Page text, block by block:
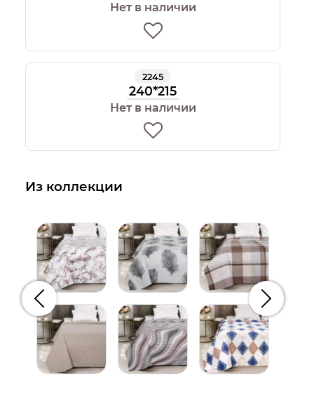
Нет в наличии
2245
240*215
Нет в наличии
Из коллекции
Предыдущий